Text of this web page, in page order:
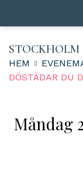
STOCKHOLM
HEM
DÖSTÄDAR DU
Måndag